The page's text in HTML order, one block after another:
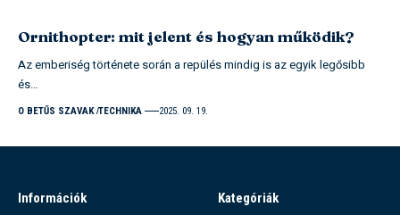
Ornithopter: mit jelent és hogyan működik?
Az emberiség története során a repülés mindig is az egyik legősibb
és…
O BETŰS SZAVAK TECHNIKA 2025. 09. 19.
Információk
Kategóriák